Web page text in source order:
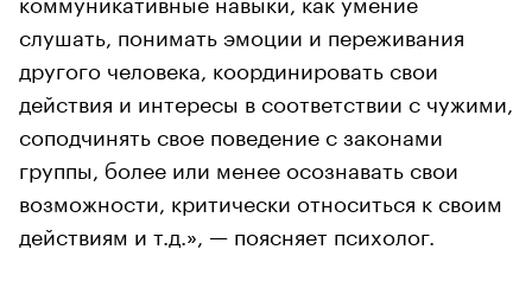
слушать, понимать эмоции и переживания
другого человека, координировать свои
действия и интересы в соответствии с чужими,
соподчинять свое поведение с законами
группы, более или менее осознавать свои
возможности, критически относиться к своим
действиям и т.д.», — поясняет психолог.